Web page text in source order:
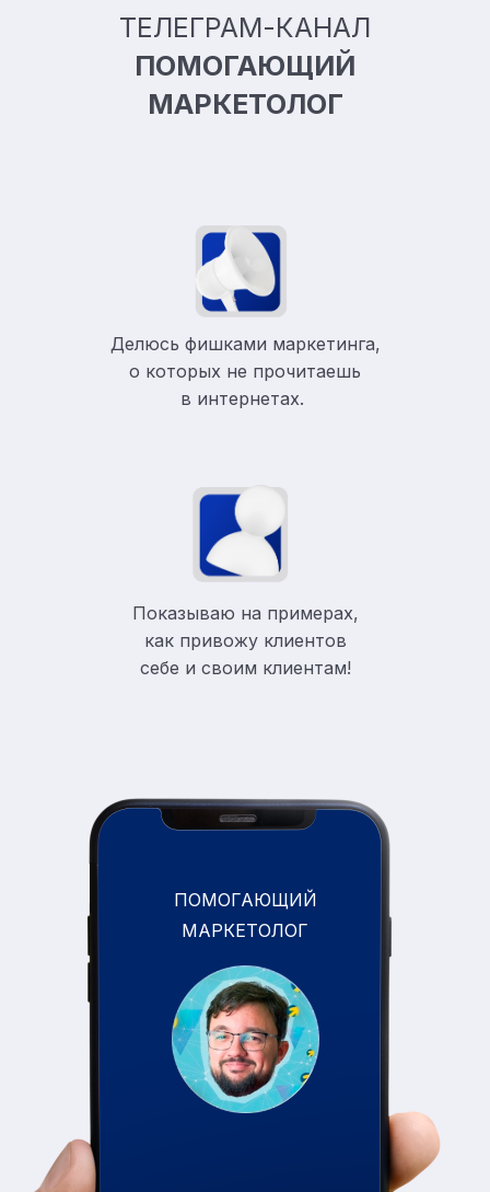
ТЕЛЕГРАМ-КАНАЛ
ПОМОГАЮЩИЙ
МАРКЕТОЛОГ
Делюсь фишками маркетинга,
о которых не прочитаешь
в интернетах.
Показываю на примерах,
как привожу клиентов
себе и своим клиентам!
ПОМОГАЮЩИЙ
МАРКЕТОЛОГ